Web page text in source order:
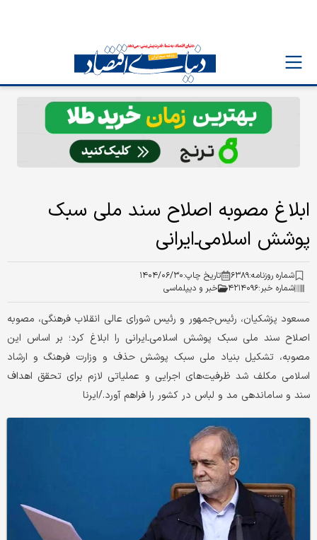
ابلاغ مصوبه اصلاح سند ملی سبک
پوشش اسلامی‌ـ‌ایرانی
شماره روزنامه:۶۳۸۹ تاریخ چاپ:۱۴۰۴/۰۶/۳۰
شماره خبر:۴۲۱۴۰۹۶ خبر و دیپلماسی
مسعود پزشکیان، رئیس‌جمهور و رئیس شورای عالی انقلاب فرهنگی، مصوبه
اصلاح سند ملی سبک پوشش اسلامی‌ـ‌ایرانی را ابلاغ کرد؛ بر اساس این
مصوبه، تشکیل بنیاد ملی سبک پوشش حذف و وزارت فرهنگ و ارشاد
اسلامی مکلف شد ظرفیت‌های اجرایی و عملیاتی لازم برای تحقق اهداف
سند و ساماندهی مد و لباس در کشور را فراهم آورد./ایرنا